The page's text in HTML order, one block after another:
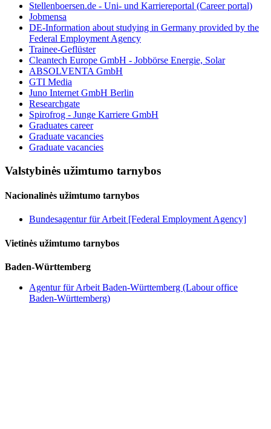
Stellenboersen.de - Uni- und Karriereportal (Career portal)
Jobmensa
DE-Information about studying in Germany provided by the
Federal Employment Agency
Trainee-Geflüster
Cleantech Europe GmbH - Jobbörse Energie, Solar
ABSOLVENTA GmbH
GTI Media
Juno Internet GmbH Berlin
Researchgate
Spirofrog - Junge Karriere GmbH
Graduates career
Graduate vacancies
Graduate vacancies
Valstybinės užimtumo tarnybos
Nacionalinės užimtumo tarnybos
Bundesagentur für Arbeit [Federal Employment Agency]
Vietinės užimtumo tarnybos
Baden-Württemberg
Agentur für Arbeit Baden-Württemberg (Labour office
Baden-Württemberg)